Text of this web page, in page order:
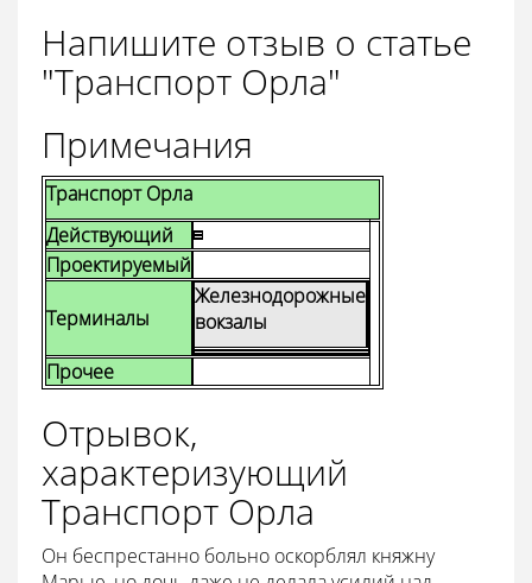
Напишите отзыв о статье
"Транспорт Орла"
Примечания
Транспорт Орла
Действующий
Проектируемый
Терминалы
Железнодорожные
вокзалы
Прочее
Отрывок,
характеризующий
Транспорт Орла
Он беспрестанно больно оскорблял княжну